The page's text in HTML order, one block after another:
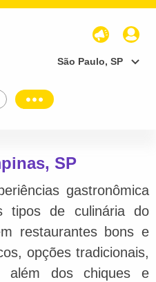
São Paulo, SP
SP
gastronômica
tipos de culinária do
restaurantes bons e
opções tradicionais,
além dos chiques e